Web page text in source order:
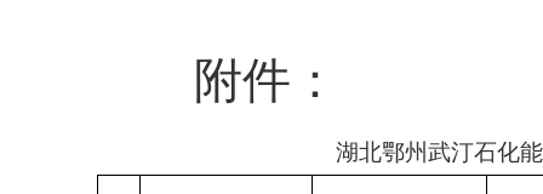
附件：
湖北鄂州武汀石化